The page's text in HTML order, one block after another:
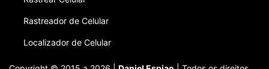
Rastreador de Celular
Localizador de Celular